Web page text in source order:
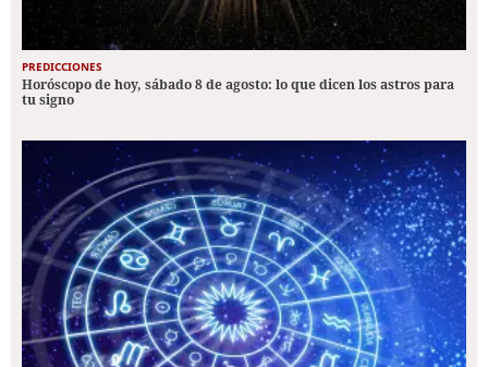
PREDICCIONES
Horóscopo de hoy, sábado 8 de agosto: lo que dicen los astros para
tu signo